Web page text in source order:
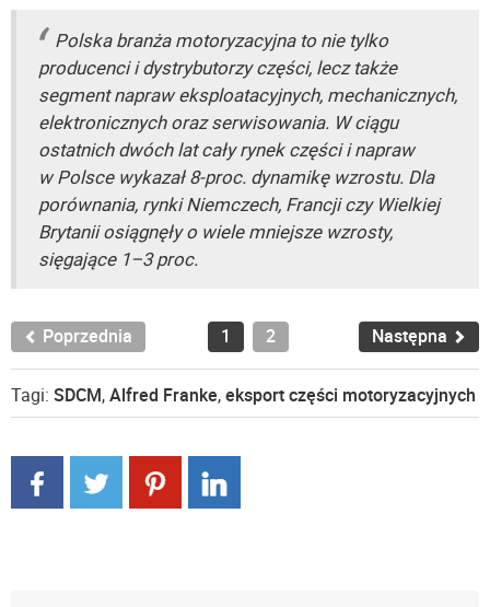
Polska branża motoryzacyjna to nie tylko
producenci i dystrybutorzy części, lecz także
segment napraw eksploatacyjnych, mechanicznych,
elektronicznych oraz serwisowania. W ciągu
ostatnich dwóch lat cały rynek części i napraw
w Polsce wykazał 8-proc. dynamikę wzrostu. Dla
porównania, rynki Niemczech, Francji czy Wielkiej
Brytanii osiągnęły o wiele mniejsze wzrosty,
sięgające 1–3 proc.
Poprzednia 1 2 Następna
Tagi: SDCM,Alfred Franke,eksport części motoryzacyjnych